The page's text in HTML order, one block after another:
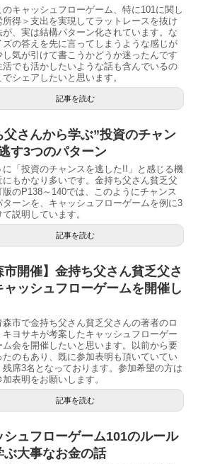
のキャッシュフローゲーム、特に101に関し
所得＞支出を実現してラットレースを抜け
が、実は結構パターン化されています。な
ズの答えを先に言ってしまうような感じが
し気が引けて書こうかどうか迷ったんです
活でも活かしたいような話も含んでいるの
シェアしたいと思います。
記事を読む
父さんから学ぶ”投資のチャン
す3つのパターン
に「投資のチャンスを逃した!!」と感じる機
にもかなり多いです。金持ち父さん貧乏父
版のP138～140では、このようにチャンス
ターンを、キャッシュフローゲームを例に3
説明しています。
記事を読む
市開催】金持ち父さん貧乏父さ
ャッシュフローゲームを開催し
森市で金持ち父さん貧乏父さんの著者のロ
キヨサキが考案したキャッシュフローゲー
ム会を開催したいと思います。以前から要
たのもあり、既に参加表明も頂いていてい
残席3名となっております。参加希望の方は
表明をお願いします。
記事を読む
シュフローゲーム101のルール
ぶ大事なお金の話